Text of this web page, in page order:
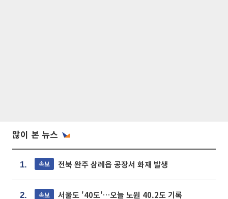
많이 본 뉴스
1. 속보 전북 완주 삼례읍 공장서 화재 발생
2. 속보 서울도 '40도'…오늘 노원 40.2도 기록